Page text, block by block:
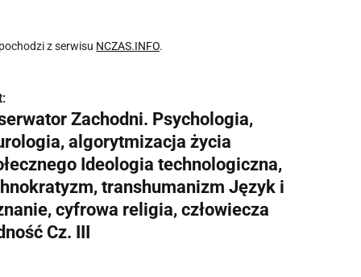
pochodzi z serwisu NCZAS.INFO.
Zachodni. Psychologia,
algorytmizacja życia
Ideologia technologiczna,
transhumanizm Język i
cyfrowa religia, człowiecza
Cz. III